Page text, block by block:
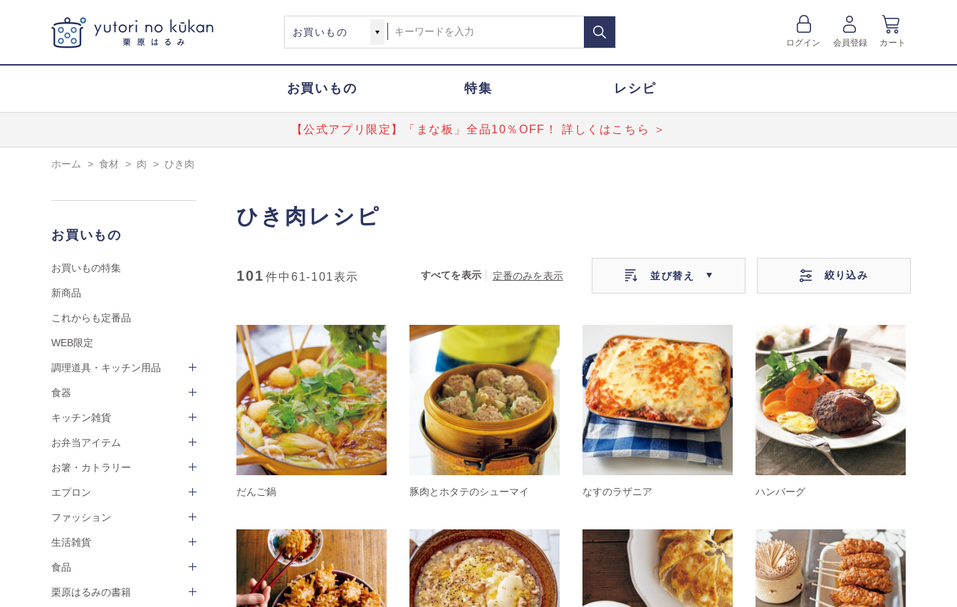
ログイン 会員登録 カート
お買いもの 特集 レシピ
【公式アプリ限定】「まな板」全品10％OFF！ 詳しくはこちら ＞
ホーム > 食材 > 肉 > ひき肉
お買いもの
お買いもの特集
新商品
これからも定番品
WEB限定
調理道具・キッチン用品
食器
キッチン雑貨
お弁当アイテム
お箸・カトラリー
エプロン
ファッション
生活雑貨
食品
栗原はるみの書籍
ひき肉レシピ
101 件中 61-101表示 すべてを表示 定番のみを表示 並び替え 絞り込み
だんご鍋 豚肉とホタテのシューマイ なすのラザニア ハンバーグ